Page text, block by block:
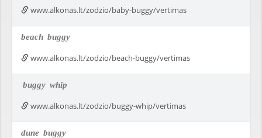
www.alkonas.lt/zodzio/baby-buggy/vertimas
beach buggy
www.alkonas.lt/zodzio/beach-buggy/vertimas
buggy whip
www.alkonas.lt/zodzio/buggy-whip/vertimas
dune buggy